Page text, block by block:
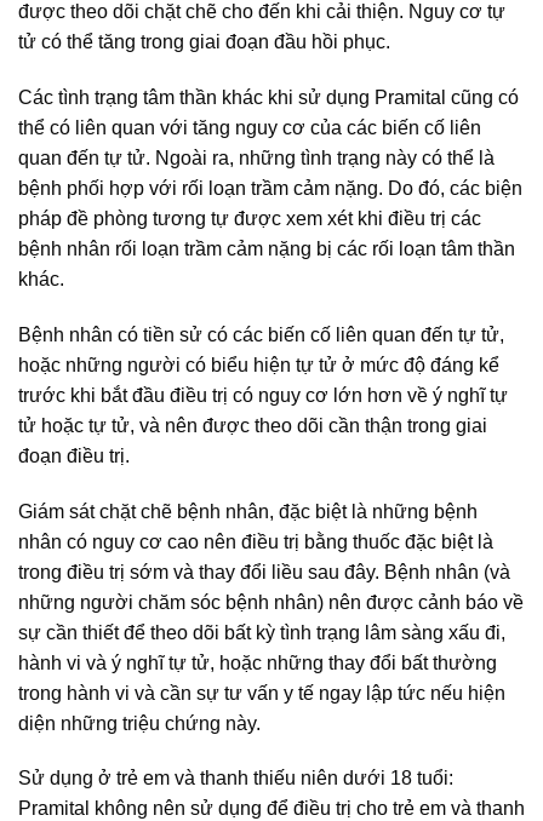
được theo dõi chặt chẽ cho đến khi cải thiện. Nguy cơ tự
tử có thể tăng trong giai đoạn đầu hồi phục.
Các tình trạng tâm thần khác khi sử dụng Pramital cũng có
thể có liên quan với tăng nguy cơ của các biến cố liên
quan đến tự tử. Ngoài ra, những tình trạng này có thể là
bệnh phối hợp với rối loạn trầm cảm nặng. Do đó, các biện
pháp đề phòng tương tự được xem xét khi điều trị các
bệnh nhân rối loạn trầm cảm nặng bị các rối loạn tâm thần
khác.
Bệnh nhân có tiền sử có các biến cố liên quan đến tự tử,
hoặc những người có biểu hiện tự tử ở mức độ đáng kể
trước khi bắt đầu điều trị có nguy cơ lớn hơn về ý nghĩ tự
tử hoặc tự tử, và nên được theo dõi cần thận trong giai
đoạn điều trị.
Giám sát chặt chẽ bệnh nhân, đặc biệt là những bệnh
nhân có nguy cơ cao nên điều trị bằng thuốc đặc biệt là
trong điều trị sớm và thay đổi liều sau đây. Bệnh nhân (và
những người chăm sóc bệnh nhân) nên được cảnh báo về
sự cần thiết để theo dõi bất kỳ tình trạng lâm sàng xấu đi,
hành vi và ý nghĩ tự tử, hoặc những thay đổi bất thường
trong hành vi và cần sự tư vấn y tế ngay lập tức nếu hiện
diện những triệu chứng này.
Sử dụng ở trẻ em và thanh thiếu niên dưới 18 tuổi:
Pramital không nên sử dụng để điều trị cho trẻ em và thanh